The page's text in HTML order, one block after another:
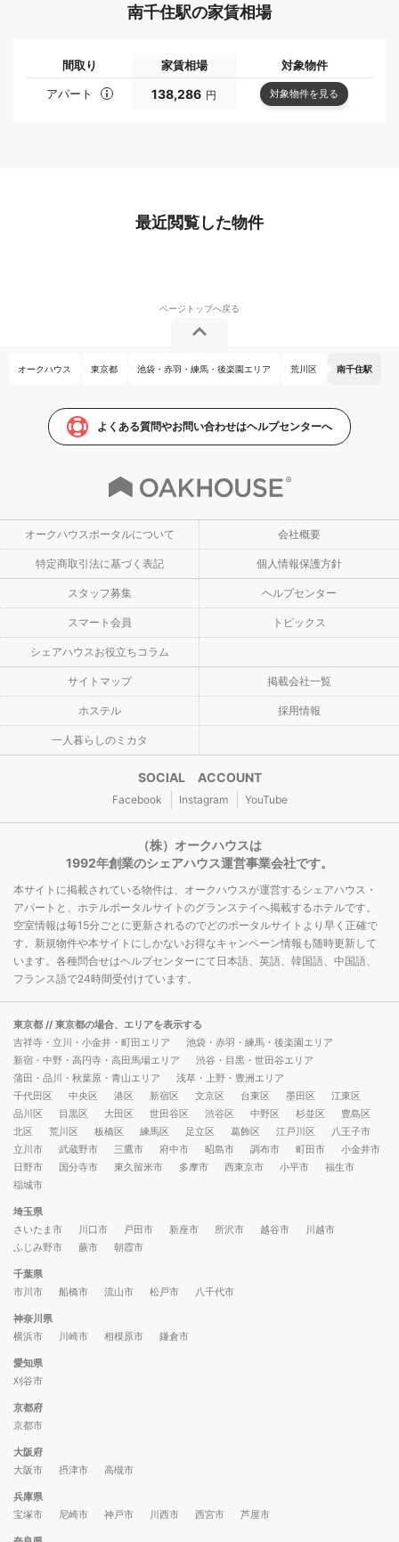
南千住駅の家賃相場
間取り 家賃相場
対象物件
アパート
138,286 円 対象物件を見る
最近閲覧した物件
オークハウス 東京都 池袋・赤羽・練馬・後楽園エリア 荒川区 南千住駅
よくある質問やお問い合わせはヘルプセンターへ
オークハウスポータルについて 会社概要
特定商取引法に基づく表記 個人情報保護方針
スタッフ募集 ヘルプセンター
スマート会員 トピックス
シェアハウスお役立ちコラム
サイトマップ 掲載会社一覧
ホステル 採用情報
一人暮らしのミカタ
SOCIAL ACCOUNT
Facebook Instagram YouTube
（株）オークハウスは
1992年創業のシェアハウス運営事業会社です。
本サイトに掲載されている物件は、オークハウスが運営するシェアハウス・
アパートと、ホテルポータルサイトのグランステイへ掲載するホテルです。
空室情報は毎15分ごとに更新されるのでどのポータルサイトより早く正確で
す。新規物件や本サイトにしかないお得なキャンペーン情報も随時更新して
います。各種問合せはヘルプセンターにて日本語、英語、韓国語、中国語、
フランス語で24時間受付けています。
東京都 // 東京都の場合、エリアを表示する
吉祥寺・立川・小金井・町田エリア
池袋・赤羽・練馬・後楽園エリア
新宿・中野・高円寺・高田馬場エリア
渋谷・目黒・世田谷エリア
蒲田・品川・秋葉原・青山エリア
浅草・上野・豊洲エリア
千代田区
中央区 港区 新宿区 文京区 台東区 墨田区
江東区
品川区
目黒区 大田区 世田谷区 渋谷区 中野区 杉並区
豊島区
北区
荒川区 板橋区 練馬区 足立区 葛飾区 江戸川区
八王子市
立川市
武蔵野市 三鷹市 府中市 昭島市 調布市 町田市
小金井市
日野市
国分寺市 東久留米市 多摩市 西東京市 小平市
福生市
稲城市
埼玉県
さいたま市
川口市 戸田市 新座市 所沢市 越谷市
川越市
ふじみ野市
蕨市 朝霞市
千葉県
市川市
船橋市 流山市 松戸市 八千代市
神奈川県
横浜市
川崎市 相模原市 鎌倉市
愛知県
刈谷市
京都府
京都市
大阪府
大阪市
摂津市 高槻市
兵庫県
宝塚市
尼崎市 神戸市 川西市 西宮市 芦屋市